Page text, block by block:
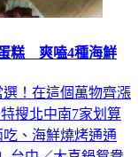
糕 爽嗑4種海鮮
！在這個萬物齊漲
搜北中南7家划算
、海鮮燒烤通通